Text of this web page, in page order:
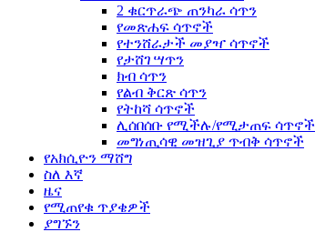
2 ቁርጥራጭ ጠንካራ ሳጥን
የመጽሐፍ ሳጥኖች
የተንሸራታች መያዣ ሳጥኖች
የታሸገ ሣጥን
ክብ ሳጥን
የልብ ቅርጽ ሳጥን
የትከሻ ሳጥኖች
ሊሰበሰቡ የሚችሉ/የሚታጠፍ ሳጥኖች
መግነጢሳዊ መዝጊያ ጥብቅ ሳጥኖች
የአክሲዮን ማሸግ
ስለ እኛ
ዜና
የሚጠየቁ ጥያቄዎች
ያግኙን